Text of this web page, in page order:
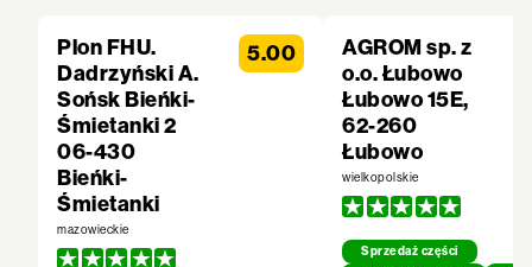
Plon FHU.
Dadrzyński A.
Sońsk Bieńki-
Śmietanki 2
06-430
Bieńki-
Śmietanki
mazowieckie
5.00
AGROM sp. z
o.o. Łubowo
Łubowo 15E,
62-260
Łubowo
wielkopolskie
Sprzedaż części